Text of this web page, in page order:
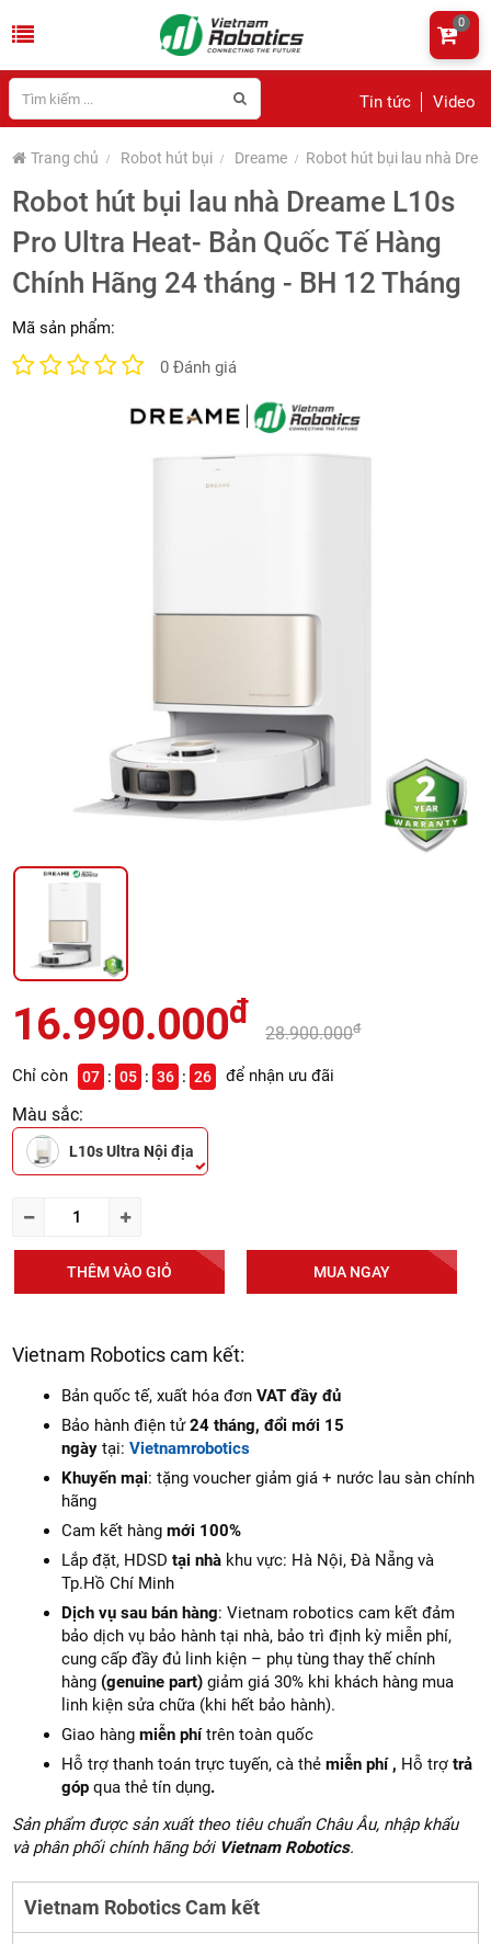
Tin tức Video
0
Trang chủ Robot hút bụi Dreame Robot hút bụi lau nhà
Robot hút bụi lau nhà Dreame L10s
Pro Ultra Heat- Bản Quốc Tế Hàng
Chính Hãng 24 tháng - BH 12 Tháng
Mã sản phẩm:
0 Đánh giá
16.990.000đ
28.900.000đ
Chỉ còn 07 05 36 24 để nhận ưu đãi
Màu sắc:
L10s Ultra Nội địa
THÊM VÀO GIỎ MUA NGAY
Vietnam Robotics cam kết:
Bản quốc tế, xuất hóa đơnVAT đầy đủ
Bảo hành điện tử24 tháng, đổi mới 15
ngày tại:Vietnamrobotics
Khuyến mại: tặng voucher giảm giá + nước lau sàn chính
hãng
Cam kết hàngmới 100%
Lắp đặt, HDSDtại nhà khu vực: Hà Nội, Đà Nẵng và
Tp.Hồ Chí Minh
Dịch vụ sau bán hàng: Vietnam robotics cam kết đảm
bảo dịch vụ bảo hành tại nhà, bảo trì định kỳ miễn phí,
cung cấp đầy đủ linh kiện – phụ tùng thay thế chính
hàng (genuine part) giảm giá 30% khi khách hàng mua
linh kiện sửa chữa (khi hết bảo hành).
Giao hàngmiễn phítrên toàn quốc
Hỗ trợ thanh toán trực tuyến, cà thẻmiễn phí , Hỗ trợ trả
gópqua thẻ tín dụng.
Sản phẩm được sản xuất theo tiêu chuẩn Châu Âu, nhập khẩu
và phân phối chính hãng bởi Vietnam Robotics.
Vietnam Robotics Cam kết